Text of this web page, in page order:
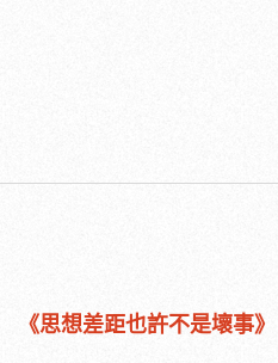
《思想差距也許不是壞事》